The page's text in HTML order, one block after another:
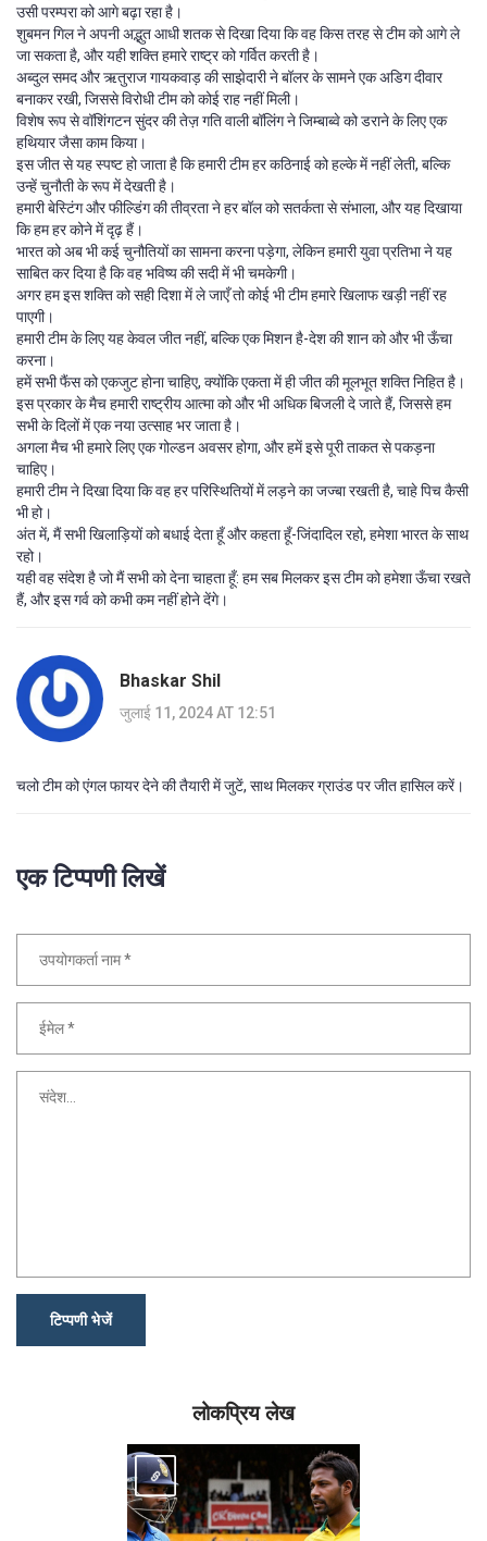
उसी परम्परा को आगे बढ़ा रहा है।
शुबमन गिल ने अपनी अद्भुत आधी शतक से दिखा दिया कि वह किस तरह से टीम को आगे ले
जा सकता है, और यही शक्ति हमारे राष्ट्र को गर्वित करती है।
अब्दुल समद और ऋतुराज गायकवाड़ की साझेदारी ने बॉलर के सामने एक अडिग दीवार
बनाकर रखी, जिससे विरोधी टीम को कोई राह नहीं मिली।
विशेष रूप से वॉशिंगटन सुंदर की तेज़ गति वाली बॉलिंग ने जिम्बाब्वे को डराने के लिए एक
हथियार जैसा काम किया।
इस जीत से यह स्पष्ट हो जाता है कि हमारी टीम हर कठिनाई को हल्के में नहीं लेती, बल्कि
उन्हें चुनौती के रूप में देखती है।
हमारी बेस्टिंग और फील्डिंग की तीव्रता ने हर बॉल को सतर्कता से संभाला, और यह दिखाया
कि हम हर कोने में दृढ़ हैं।
भारत को अब भी कई चुनौतियों का सामना करना पड़ेगा, लेकिन हमारी युवा प्रतिभा ने यह
साबित कर दिया है कि वह भविष्य की सदी में भी चमकेगी।
अगर हम इस शक्ति को सही दिशा में ले जाएँ तो कोई भी टीम हमारे खिलाफ खड़ी नहीं रह
पाएगी।
हमारी टीम के लिए यह केवल जीत नहीं, बल्कि एक मिशन है-देश की शान को और भी ऊँचा
करना।
हमें सभी फैंस को एकजुट होना चाहिए, क्योंकि एकता में ही जीत की मूलभूत शक्ति निहित है।
इस प्रकार के मैच हमारी राष्ट्रीय आत्मा को और भी अधिक बिजली दे जाते हैं, जिससे हम
सभी के दिलों में एक नया उत्साह भर जाता है।
अगला मैच भी हमारे लिए एक गोल्डन अवसर होगा, और हमें इसे पूरी ताकत से पकड़ना
चाहिए।
हमारी टीम ने दिखा दिया कि वह हर परिस्थितियों में लड़ने का जज्बा रखती है, चाहे पिच कैसी
भी हो।
अंत में, मैं सभी खिलाड़ियों को बधाई देता हूँ और कहता हूँ-जिंदादिल रहो, हमेशा भारत के साथ
रहो।
यही वह संदेश है जो मैं सभी को देना चाहता हूँ: हम सब मिलकर इस टीम को हमेशा ऊँचा रखते
हैं, और इस गर्व को कभी कम नहीं होने देंगे।
Bhaskar Shil
जुलाई 11, 2024 AT 12:51
चलो टीम को एंगल फायर देने की तैयारी में जुटें, साथ मिलकर ग्राउंड पर जीत हासिल करें।
एक टिप्पणी लिखें
टिप्पणी भेजें
लोकप्रिय लेख